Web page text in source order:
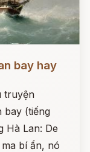
bay hay
truyện
bay (tiếng
Hà Lan: De
bí ẩn, nó